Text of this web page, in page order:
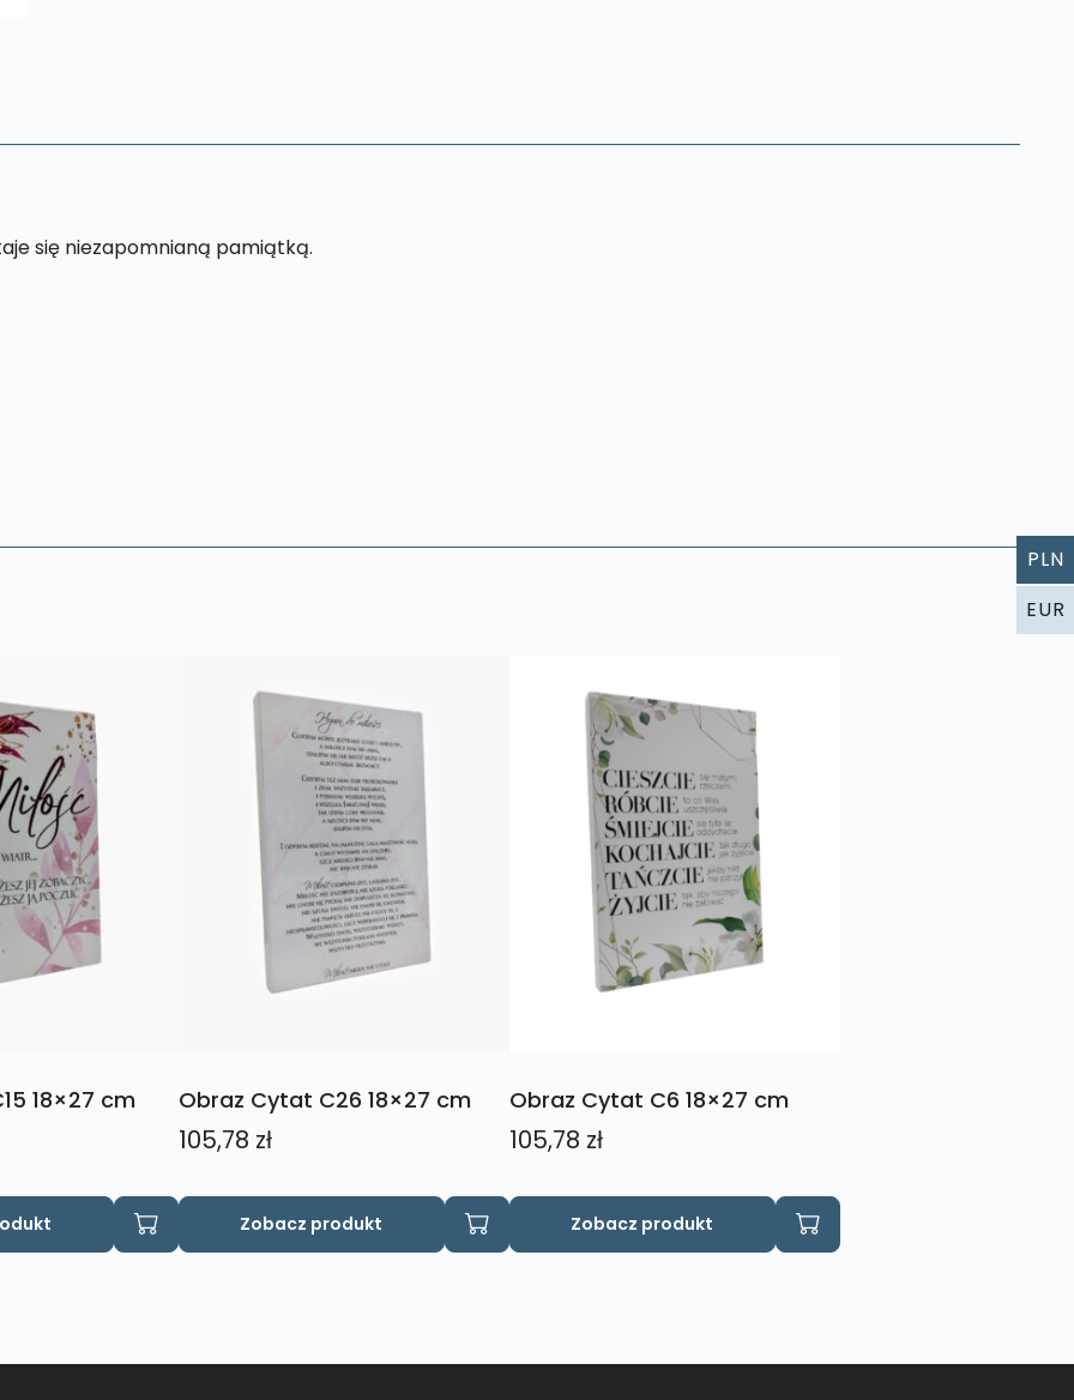
się niezapomnianą pamiątką.
18×27 cm Obraz Cytat C26 18×27 cm
105,78 zł
Zobacz produkt
Obraz Cytat C6 18×27 cm
105,78 zł
Zobacz produkt
PLN
EUR